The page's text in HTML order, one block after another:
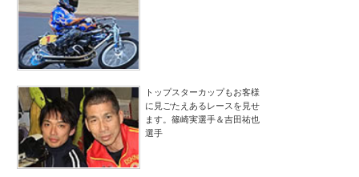
トップスターカップもお客様
に見ごたえあるレースを見せ
ます。篠崎実選手＆吉田祐也
選手